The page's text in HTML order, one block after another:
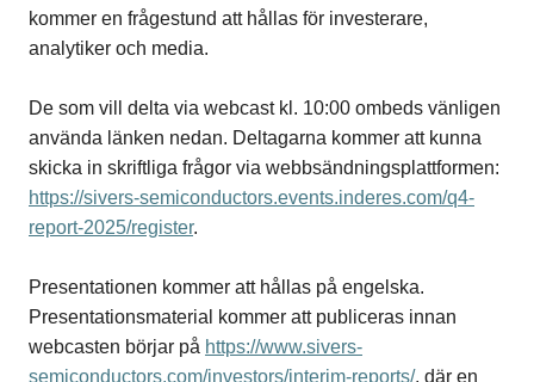
kommer en frågestund att hållas för investerare,
analytiker och media.
De som vill delta via webcast kl. 10:00 ombeds vänligen
använda länken nedan. Deltagarna kommer att kunna
skicka in skriftliga frågor via webbsändningsplattformen:
https://sivers-semiconductors.events.inderes.com/q4-
report-2025/register.
Presentationen kommer att hållas på engelska.
Presentationsmaterial kommer att publiceras innan
webcasten börjar på https://www.sivers-
semiconductors.com/investors/interim-reports/, där en